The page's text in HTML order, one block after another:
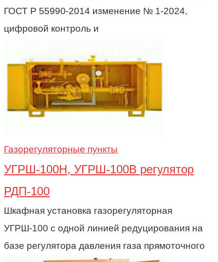
ГОСТ Р 55990-2014 изменение № 1-2024,
цифровой контроль и
Газорегуляторные пункты
УГРШ-100Н, УГРШ-100В регулятор
РДП-100
Шкафная установка газорегуляторная
УГРШ-100 с одной линией редуцирования на
базе регулятора давления газа прямоточного